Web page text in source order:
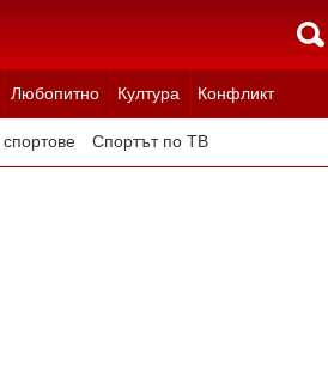
Любопитно Култура Конфликт
Спортът по ТВ